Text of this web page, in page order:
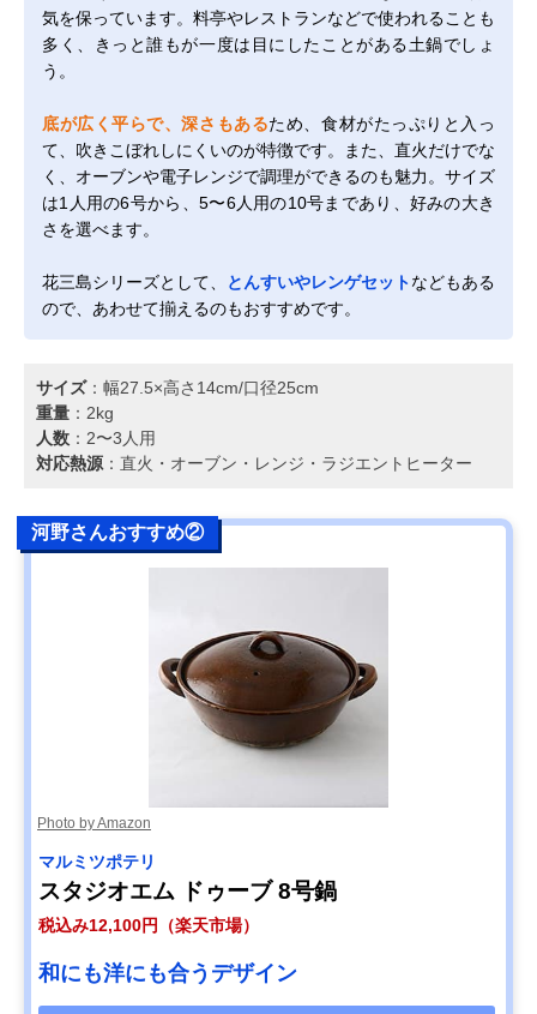
気を保っています。料亭やレストランなどで使われることも
多く、きっと誰もが一度は目にしたことがある土鍋でしょ
う。
底が広く平らで、深さもあるため、食材がたっぷりと入っ
て、吹きこぼれしにくいのが特徴です。また、直火だけでな
く、オーブンや電子レンジで調理ができるのも魅力。サイズ
は1人用の6号から、5〜6人用の10号まであり、好みの大き
さを選べます。
花三島シリーズとして、 とんすいやレンゲセットなどもある
ので、あわせて揃えるのもおすすめです。
サイズ：幅27.5×高さ14cm/口径25cm
重量 ：2kg
人数 ：2〜3人用
対応熱源 ：直火・オーブン・レンジ・ラジエントヒーター
河野さんおすすめ②
Photo by Amazon
マルミツポテリ
スタジオエム ドゥーブ 8号鍋
税込み12,100円（楽天市場）
和にも洋にも合うデザイン